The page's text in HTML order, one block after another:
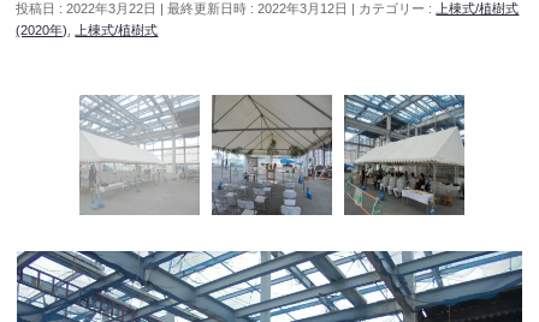
投稿日 : 2022年3月22日 最終更新日時 : 2022年3月12日 カテゴリー :
上棟式/植樹式
(2020年)
上棟式/植樹式